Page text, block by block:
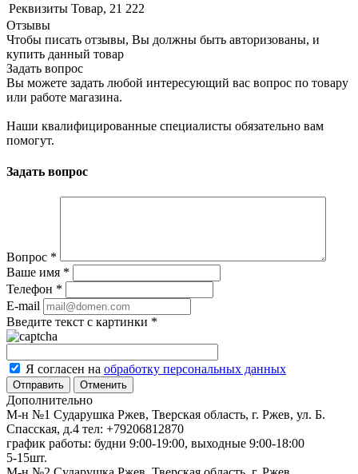
Реквизиты Товар, 21 222
Отзывы
Чтобы писать отзывы, Вы должны быть авторизованы, и
купить данный товар
Задать вопрос
Вы можете задать любой интересующий вас вопрос по товару
или работе магазина.
Наши квалифицированные специалисты обязательно вам
помогут.
Задать вопрос
Вопрос *
Ваше имя *
Телефон *
E-mail
Введите текст с картинки *
Я согласен на обработку персональных данных
Отменить
Дополнительно
М-н №1 Сударушка Ржев, Тверская область, г. Ржев, ул. Б.
Спасская, д.4 тел: +79206812870
график работы: будни 9:00-19:00, выходные 9:00-18:00
5-15шт.